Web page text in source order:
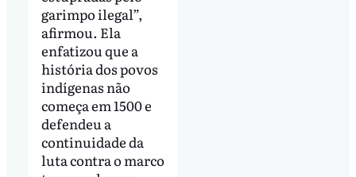
garimpo ilegal”,
afirmou. Ela
enfatizou que a
história dos povos
indígenas não
começa em 1500 e
defendeu a
continuidade da
luta contra o marco